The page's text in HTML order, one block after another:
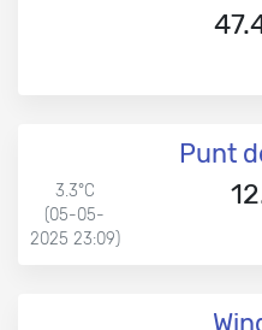
Punt
3.3°C
(05-05-
2025 23:09)